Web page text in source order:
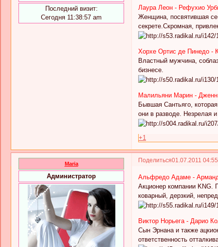
Последний визит:
Сегодня 11:38:57 am
Лаура Леон - Рефухио
Женщина, посвятившая
секрете.Скромная,
Хорхе Ортис де Пинедо -
Властный мужчина,
бизнесе.
Малильяни Марин -
Бывшая Сантьяго,
они в разводе. Незрелая
+1
Поделиться01.07.2011
Maria
Администратор
Альфредо Адаме -
Акционер компании KNG.
коварный, дерзкий,
Виктор Норьега - Дарио
Сын Эрнана и также
ответственность